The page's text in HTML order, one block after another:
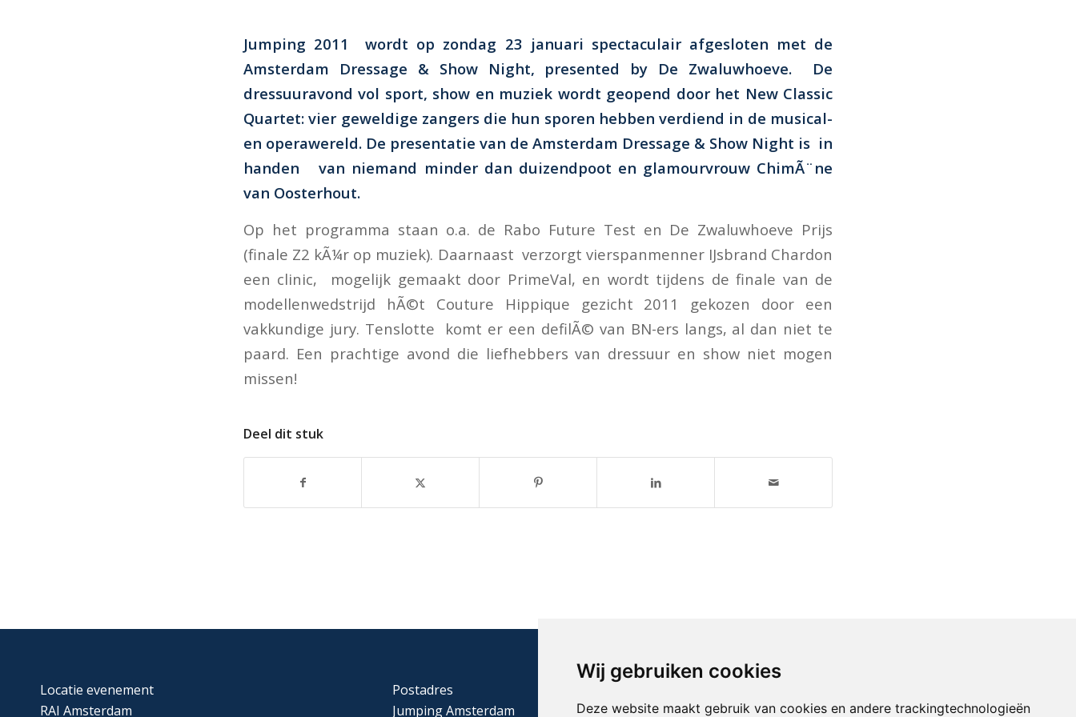
Wij gebruiken cookies
Deze website maakt gebruik van cookies en andere trackingtechnologieën
Jumping 2011 wordt op zondag 23 januari spectaculair afgesloten met de
Amsterdam Dressage & Show Night, presented by De Zwaluwhoeve. De
dressuuravond vol sport, show en muziek wordt geopend door het New Classic
Quartet: vier geweldige zangers die hun sporen hebben verdiend in de musical-
en operawereld. De presentatie van de Amsterdam Dressage & Show Night is in
handen van niemand minder dan duizendpoot en glamourvrouw ChimÃ¨ne
van Oosterhout.
Op het programma staan o.a. de Rabo Future Test en De Zwaluwhoeve Prijs
(finale Z2 kÃ¼r op muziek). Daarnaast verzorgt vierspanmenner IJsbrand Chardon
een clinic, mogelijk gemaakt door PrimeVal, en wordt tijdens de finale van de
modellenwedstrijd hÃ©t Couture Hippique gezicht 2011 gekozen door een
vakkundige jury. Tenslotte komt er een defilÃ© van BN-ers langs, al dan niet te
paard. Een prachtige avond die liefhebbers van dressuur en show niet mogen
missen!
Deel dit stuk
Locatie evenement
RAI Amsterdam
Postadres
Jumping Amsterdam